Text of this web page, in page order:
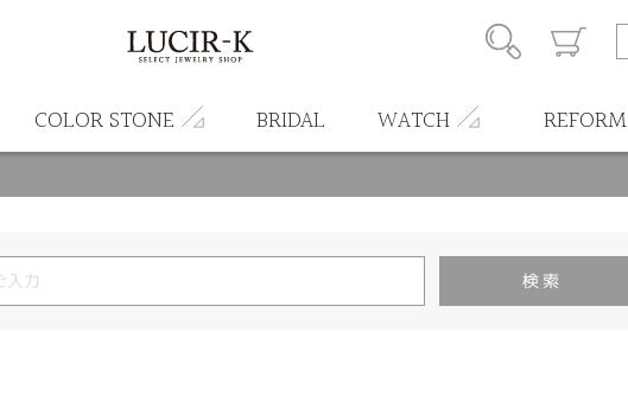
COLOR STONE BRIDAL WATCH REFORM